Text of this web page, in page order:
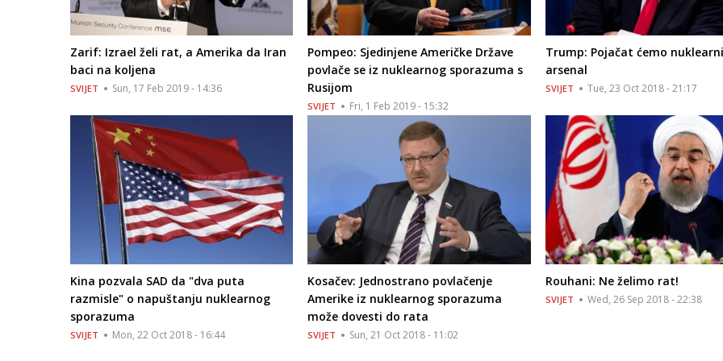
Zarif: Izrael želi rat, a Amerika da Iran
baci na koljena
SVIJET Sun, 17 Feb 2019 - 14:36
Pompeo: Sjedinjene Američke Države
povlače se iz nuklearnog sporazuma s
Rusijom
SVIJET Fri, 1 Feb 2019 - 15:32
Trump: Pojačat ćemo nuklearni
arsenal
SVIJET Tue, 23 Oct 2018 - 21:17
Kina pozvala SAD da "dva puta
razmisle" o napuštanju nuklearnog
sporazuma
SVIJET Mon, 22 Oct 2018 - 16:44
Kosačev: Jednostrano povlačenje
Amerike iz nuklearnog sporazuma
može dovesti do rata
SVIJET Sun, 21 Oct 2018 - 11:02
Rouhani: Ne želimo rat!
SVIJET Wed, 26 Sep 2018 - 22:38